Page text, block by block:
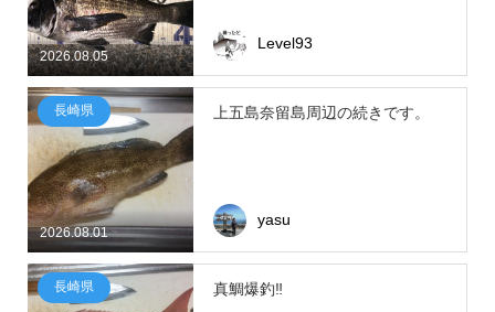
2026.08.05
Level93
2026.08.01
長崎県 上五島奈留島周辺の続きです。
yasu
長崎県 真鯛爆釣‼